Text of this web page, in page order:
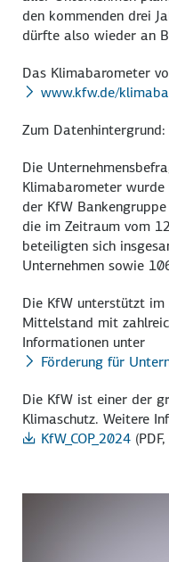
den kommenden drei
dürfte also wieder an
Das Klimabarometer
www.kfw.de/
Zum Datenhintergrund:
Die
Klimabarometer
der KfW
die im Zeitraum vom
beteiligten sich
Unternehmen sowie
Die KfW unterstützt im
Mittelstand mit
Informationen unter
Förderung für
Die KfW ist einer der
Klimaschutz. Weitere
KfW_COP_2024